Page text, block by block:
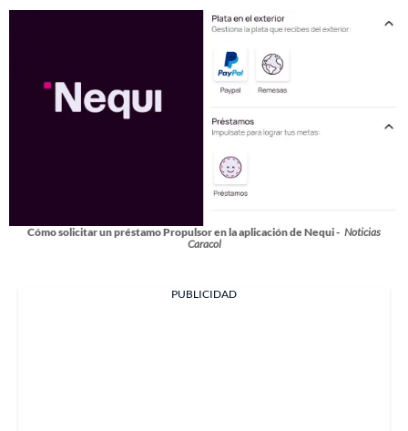
Cómo solicitar un préstamo Propulsor en la aplicación de Nequi - Noticias
Caracol
PUBLICIDAD